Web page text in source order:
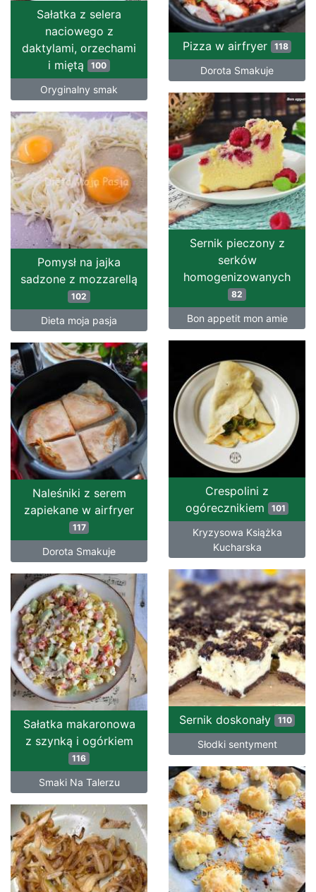
Sałatka z selera
naciowego z
daktylami, orzechami
i miętą 100
Oryginalny smak
Pizza w airfryer 118
Dorota Smakuje
Sernik pieczony z
serków
homogenizowanych
82
Bon appetit mon amie
Pomysł na jajka
sadzone z mozzarellą
102
Dieta moja pasja
Crespolini z
ogórecznikiem
101
Kryzysowa Książka
Kucharska
Naleśniki z serem
zapiekane w airfryer
117
Dorota Smakuje
Sernik doskonały 110
Słodki sentyment
Sałatka makaronowa
z szynką i ogórkiem
116
Smaki Na Talerzu